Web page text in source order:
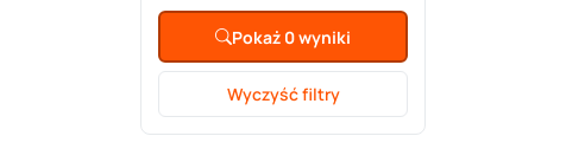
Pokaż 0 wyniki
Wyczyść filtry